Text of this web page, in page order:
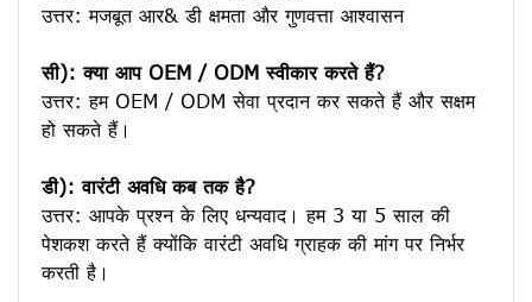
उत्तर: मजबूत आर& डी क्षमता और गुणवत्ता आश्वासन
सी): क्या आप OEM / ODM स्वीकार करते हैं?
उत्तर: हम OEM / ODM सेवा प्रदान कर सकते हैं और सक्षम
हो सकते हैं।
डी): वारंटी अवधि कब तक है?
उत्तर: आपके प्रश्न के लिए धन्यवाद। हम 3 या 5 साल की
पेशकश करते हैं क्योंकि वारंटी अवधि ग्राहक की मांग पर निर्भर
करती है।